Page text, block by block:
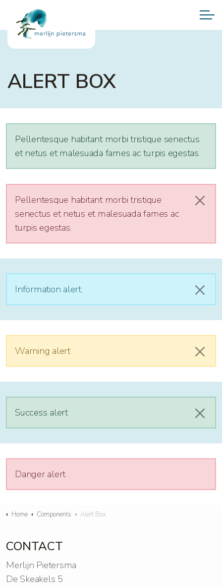
ALERT BOX
Pellentesque habitant morbi tristique senectus
et netus et malesuada fames ac turpis egestas.
Pellentesque habitant morbi tristique
senectus et netus et malesuada fames ac
turpis egestas.
Information alert.
Warning alert
Success alert
Danger alert
Home Components Alert Box
CONTACT
Merlijn Pietersma
De Skeakels 5